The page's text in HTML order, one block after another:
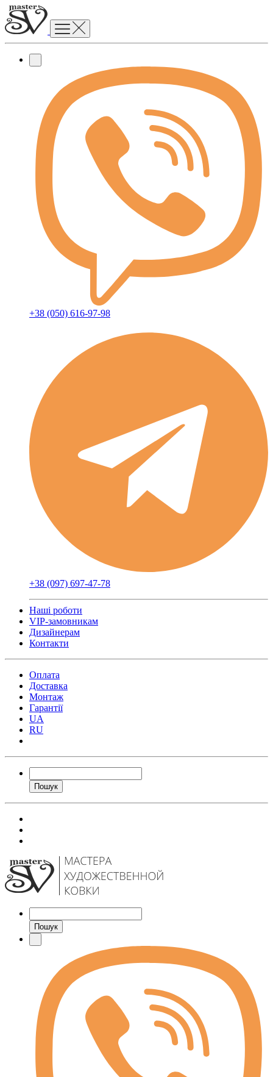
+38 (050) 616-97-98
+38 (097) 697-47-78
Наші роботи
VIP-замовникам
Дизайнерам
Контакти
Оплата
Доставка
Монтаж
Гарантії
UA
RU
Пошук
Пошук